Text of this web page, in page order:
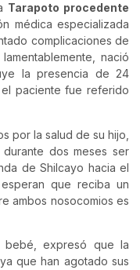
Tarapoto procedente
médica especializada
complicaciones de
nació
la presencia de 24
paciente fue referido
por la salud de su hijo,
dos meses ser
de Shilcayo hacia el
que reciba un
ambos nosocomios es
bebé, expresó que la
que han agotado sus